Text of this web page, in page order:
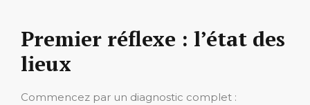
Premier réflexe : l’état des
lieux
Commencez par un diagnostic complet :